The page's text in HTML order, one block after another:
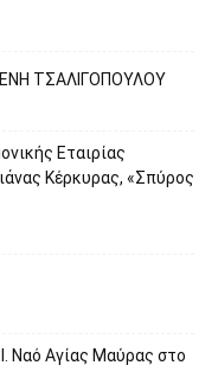
ΤΣΑΛΙΓΟΠΟΥΛΟΥ
Εταιρίας
Κέρκυρας, «Σπύρος
Ναό Αγίας Μαύρας στο